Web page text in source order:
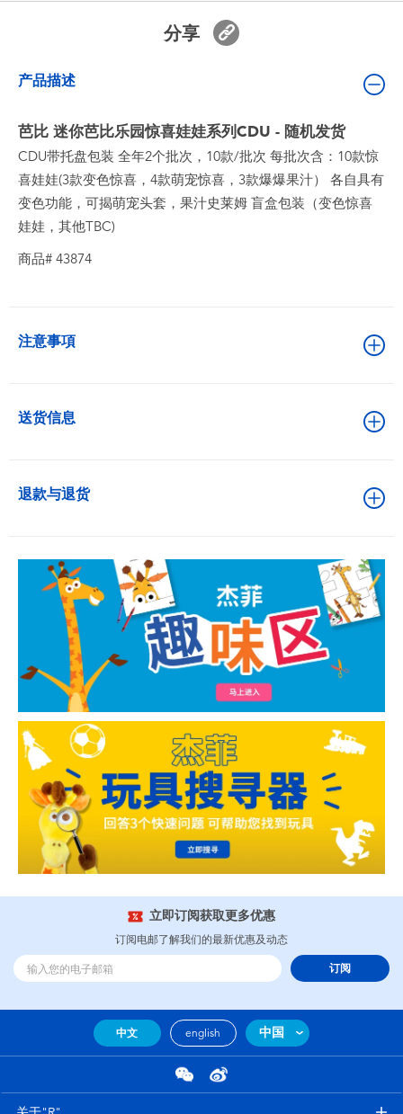
玩具促销
玩具清货
分享
产品描述
芭比 迷你芭比乐园惊喜娃娃系列CDU - 随机发货
CDU带托盘包装 全年2个批次，10款/批次 每批次含：10款惊
喜娃娃(3款变色惊喜，4款萌宠惊喜，3款爆爆果汁） 各自具有
变色功能，可揭萌宠头套，果汁史莱姆 盲盒包装（变色惊喜
娃娃，其他TBC)
商品# 43874
注意事項
送货信息
退款与退货
立即订阅获取更多优惠
订阅电邮了解我们的最新优惠及动态
订阅
中文 english 中国